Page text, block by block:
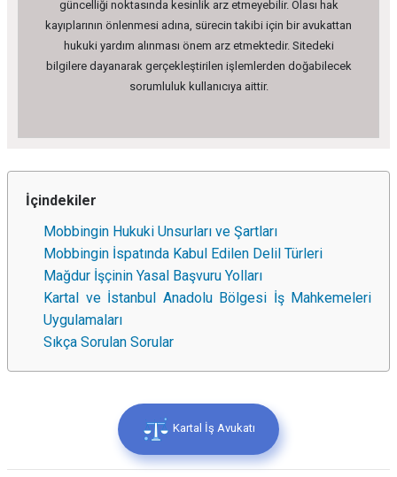
güncelliği noktasında kesinlik arz etmeyebilir. Olası hak
kayıplarının önlenmesi adına, sürecin takibi için bir avukattan
hukuki yardım alınması önem arz etmektedir. Sitedeki
bilgilere dayanarak gerçekleştirilen işlemlerden doğabilecek
sorumluluk kullanıcıya aittir.
İçindekiler
Mobbingin Hukuki Unsurları ve Şartları
Mobbingin İspatında Kabul Edilen Delil Türleri
Mağdur İşçinin Yasal Başvuru Yolları
Kartal ve İstanbul Anadolu Bölgesi İş Mahkemeleri
Uygulamaları
Sıkça Sorulan Sorular
Kartal İş Avukatı